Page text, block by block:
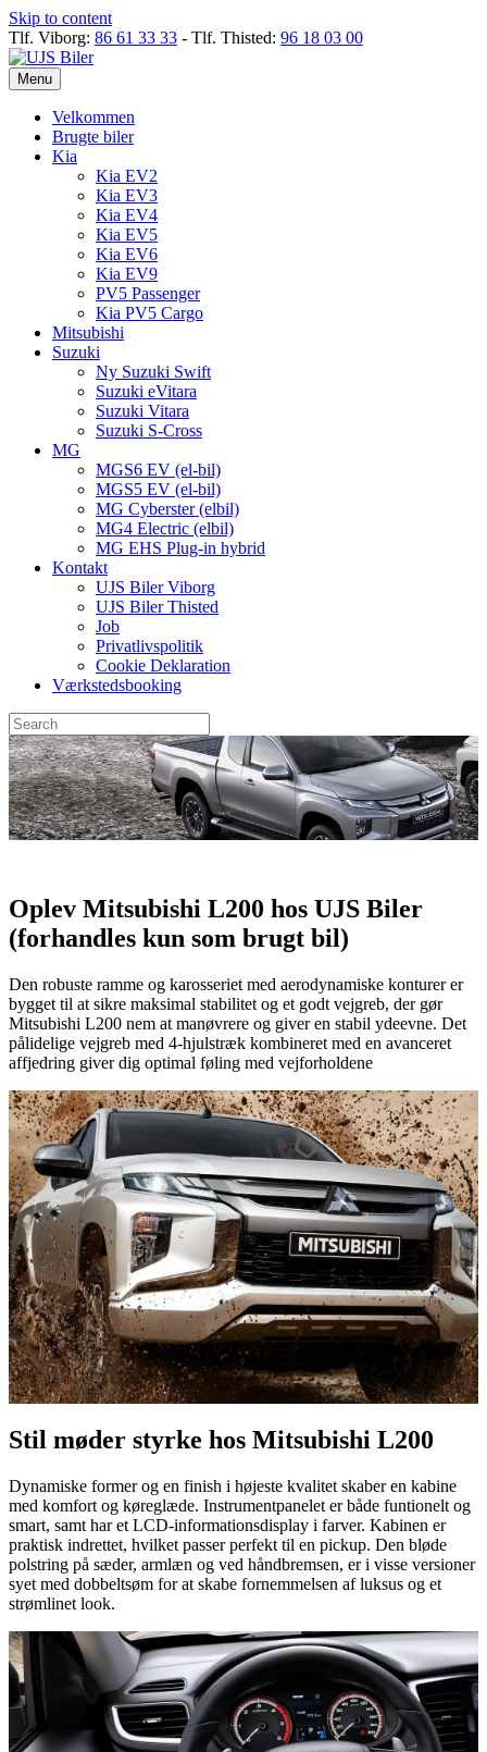
Skip to content
Tlf. Viborg: 86 61 33 33 - Tlf. Thisted: 96 18 03 00
Menu
Velkommen
Brugte biler
Kia
Kia EV2
Kia EV3
Kia EV4
Kia EV5
Kia EV6
Kia EV9
PV5 Passenger
Kia PV5 Cargo
Mitsubishi
Suzuki
Ny Suzuki Swift
Suzuki eVitara
Suzuki Vitara
Suzuki S-Cross
MG
MGS6 EV (el-bil)
MGS5 EV (el-bil)
MG Cyberster (elbil)
MG4 Electric (elbil)
MG EHS Plug-in hybrid
Kontakt
UJS Biler Viborg
UJS Biler Thisted
Job
Privatlivspolitik
Cookie Deklaration
Værkstedsbooking
Oplev Mitsubishi L200 hos UJS Biler
(forhandles kun som brugt bil)
Den robuste ramme og karosseriet med aerodynamiske konturer er
bygget til at sikre maksimal stabilitet og et godt vejgreb, der gør
Mitsubishi L200 nem at manøvrere og giver en stabil ydeevne. Det
pålidelige vejgreb med 4-hjulstræk kombineret med en avanceret
affjedring giver dig optimal føling med vejforholdene
Stil møder styrke hos Mitsubishi L200
Dynamiske former og en finish i højeste kvalitet skaber en kabine
med komfort og køreglæde. Instrumentpanelet er både funtionelt og
smart, samt har et LCD-informationsdisplay i farver. Kabinen er
praktisk indrettet, hvilket passer perfekt til en pickup. Den bløde
polstring på sæder, armlæn og ved håndbremsen, er i visse versioner
syet med dobbeltsøm for at skabe fornemmelsen af luksus og et
strømlinet look.